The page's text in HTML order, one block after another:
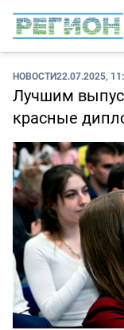
НОВОСТИ22.07.2025,
Лучшим
красные